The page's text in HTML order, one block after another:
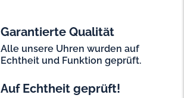
Garantierte Qualität
Alle unsere Uhren wurden auf
Echtheit und Funktion geprüft.
Auf Echtheit geprüft!